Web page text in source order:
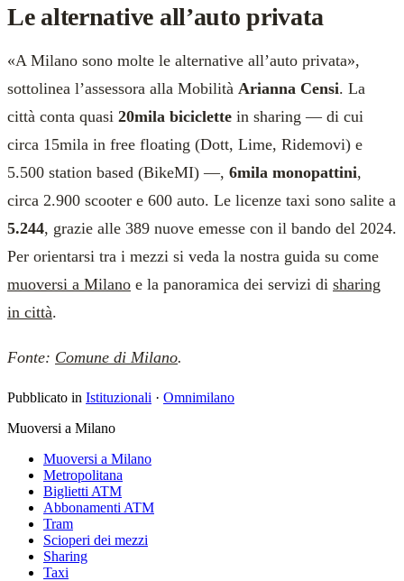
Le alternative all’auto privata
«A Milano sono molte le alternative all’auto privata»,
sottolinea l’assessora alla Mobilità Arianna Censi. La
città conta quasi 20mila biciclette in sharing — di cui
circa 15mila in free floating (Dott, Lime, Ridemovi) e
5.500 station based (BikeMI) —, 6mila monopattini,
circa 2.900 scooter e 600 auto. Le licenze taxi sono salite a
5.244, grazie alle 389 nuove emesse con il bando del 2024.
Per orientarsi tra i mezzi si veda la nostra guida su come
muoversi a Milano e la panoramica dei servizi di sharing
in città.
Fonte: Comune di Milano.
Pubblicato in Istituzionali · Omnimilano
Muoversi a Milano
Muoversi a Milano
Metropolitana
Biglietti ATM
Abbonamenti ATM
Tram
Scioperi dei mezzi
Sharing
Taxi